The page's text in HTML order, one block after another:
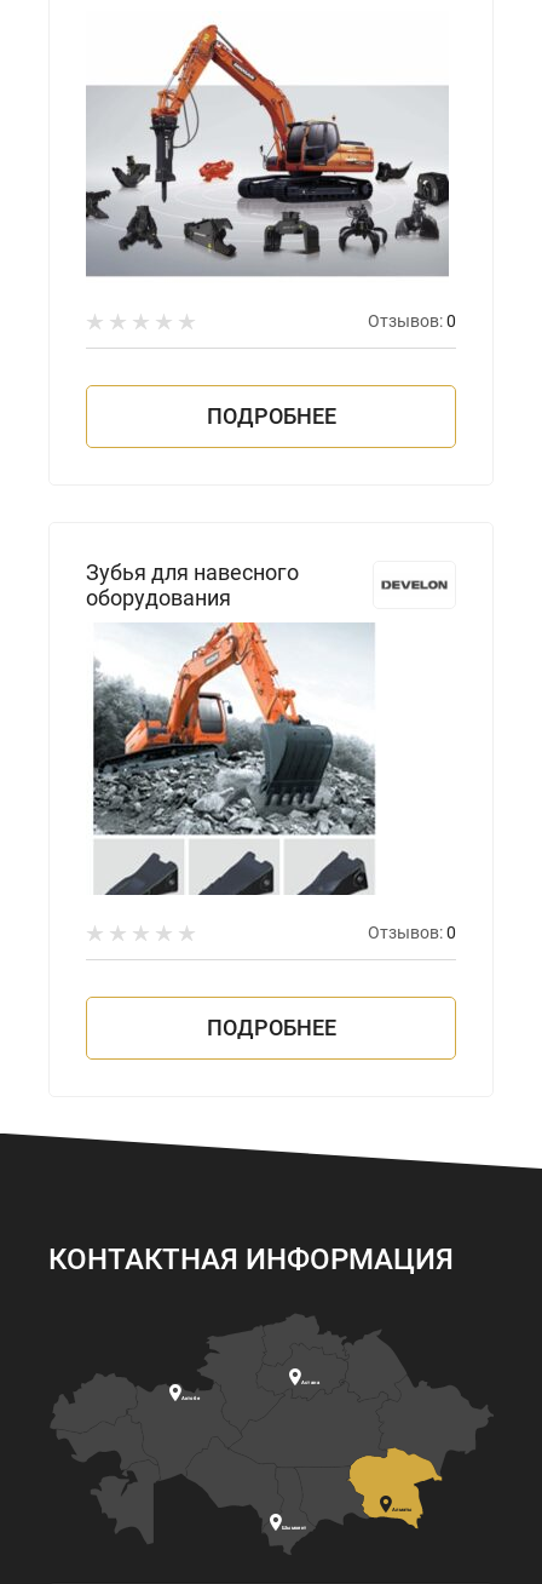
Отзывов:0
ПОДРОБНЕЕ
Зубья для навесного
оборудования
Отзывов:0
ПОДРОБНЕЕ
КОНТАКТНАЯ ИНФОРМАЦИЯ
Алматы
Астана
Шымкент
Актобе